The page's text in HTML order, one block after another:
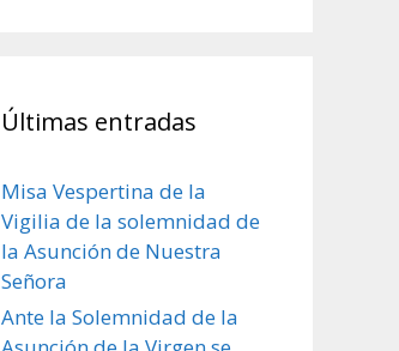
Últimas entradas
Misa Vespertina de la
Vigilia de la solemnidad de
la Asunción de Nuestra
Señora
Ante la Solemnidad de la